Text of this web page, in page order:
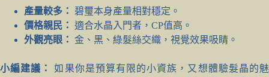
產量較多：
碧璽本身產量相對穩定。
價格親民： 適合水晶入門者，CP值高。
外觀亮眼： 金、黑、綠髮絲交織，視覺效果吸睛。
小編建議：
如果你是預算有限的小資族，又想體驗髮晶的魅